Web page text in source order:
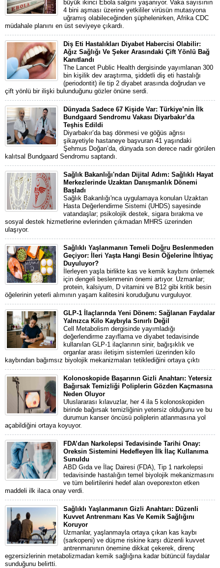
büyük ikinci Ebola salgını yaşanıyor. Vaka sayısının
4 bini aşması üzerine yetkililer virüsün mutasyona
uğramış olabileceğinden şüphelenirken, Afrika CDC
müdahale planını en üst seviyeye çıkardı.
Diş Eti Hastalıkları Diyabet Habercisi Olabilir:
Ağız Sağlığı Ve Şeker Arasındaki Çift Yönlü Bağ
Kanıtlandı
The Lancet Public Health dergisinde yayımlanan 300
bin kişilik dev araştırma, şiddetli diş eti hastalığı
(periodontit) ile tip 2 diyabet arasında doğrudan ve
çift yönlü bir ilişki bulunduğunu gözler önüne serdi.
Dünyada Sadece 67 Kişide Var: Türkiye’nin İlk
Bundgaard Sendromu Vakası Diyarbakır’da
Teşhis Edildi
Diyarbakır’da baş dönmesi ve göğüs ağrısı
şikayetiyle hastaneye başvuran 41 yaşındaki
Şehmus Doğan’da, dünyada son derece nadir görülen
kalıtsal Bundgaard Sendromu saptandı.
Sağlık Bakanlığı'ndan Dijital Adım: Sağlıklı Hayat
Merkezlerinde Uzaktan Danışmanlık Dönemi
Başladı
Sağlık Bakanlığı'nca uygulamaya konulan Uzaktan
Hasta Değerlendirme Sistemi (UHDS) sayesinde
vatandaşlar; psikolojik destek, sigara bırakma ve
sosyal destek hizmetlerine evlerinden çıkmadan MHRS üzerinden
ulaşıyor.
Sağlıklı Yaşlanmanın Temeli Doğru Beslenmeden
Geçiyor: İleri Yaşta Hangi Besin Öğelerine İhtiyaç
Duyuluyor?
İlerleyen yaşla birlikte kas ve kemik kaybını önlemek
için dengeli beslenmenin önemi artıyor. Uzmanlar;
protein, kalsiyum, D vitamini ve B12 gibi kritik besin
öğelerinin yeterli alımının yaşam kalitesini koruduğunu vurguluyor.
GLP-1 İlaçlarında Yeni Dönem: Sağlanan Faydalar
Yalnızca Kilo Kaybıyla Sınırlı Değil
Cell Metabolism dergisinde yayımladığı
değerlendirme zayıflama ve diyabet tedavisinde
kullanılan GLP-1 ilaçlarının sinir, bağışıklık ve
organlar arası iletişim sistemleri üzerinden kilo
kaybından bağımsız biyolojik mekanizmaları tetiklediğini ortaya çıktı
Kolonoskopide Başarının Gizli Anahtarı: Yetersiz
Bağırsak Temizliği Poliplerin Gözden Kaçmasına
Neden Oluyor
Uluslararası kılavuzlar, her 4 ila 5 kolonoskopiden
birinde bağırsak temizliğinin yetersiz olduğunu ve bu
durumun kanser öncüsü poliplerin atlanmasına yol
açabildiğini ortaya koyuyor.
FDA’dan Narkolepsi Tedavisinde Tarihi Onay:
Oreksin Sistemini Hedefleyen İlk İlaç Kullanıma
Sunuldu
ABD Gıda ve İlaç Dairesi (FDA), Tip 1 narkolepsi
tedavisinde hastalığın temel biyolojik mekanizmasını
ve tüm belirtilerini hedef alan oveporexton etken
maddeli ilk ilaca onay verdi.
Sağlıklı Yaşlanmanın Gizli Anahtarı: Düzenli
Kuvvet Antrenmanı Kas Ve Kemik Sağlığını
Koruyor
Uzmanlar, yaşlanmayla ortaya çıkan kas kaybı
(sarkopeni) ve düşme riskine karşı düzenli kuvvet
antrenmanının önemine dikkat çekerek, direnç
egzersizlerinin metabolizmadan kemik sağlığına kadar bütüncül faydalar
sunduğunu belirtti.